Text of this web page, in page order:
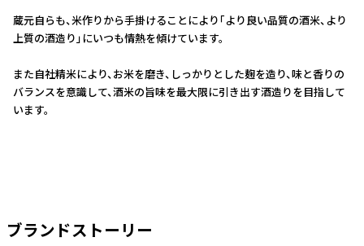
蔵元自らも、米作りから手掛けることにより｢より良い品質の酒米、より
上質の酒造り」にいつも情熱を傾けています。
また自社精米により、お米を磨き、しっかりとした麹を造り、味と香りの
バランスを意識して、酒米の旨味を最大限に引き出す酒造りを目指して
います。
ブランドストーリー